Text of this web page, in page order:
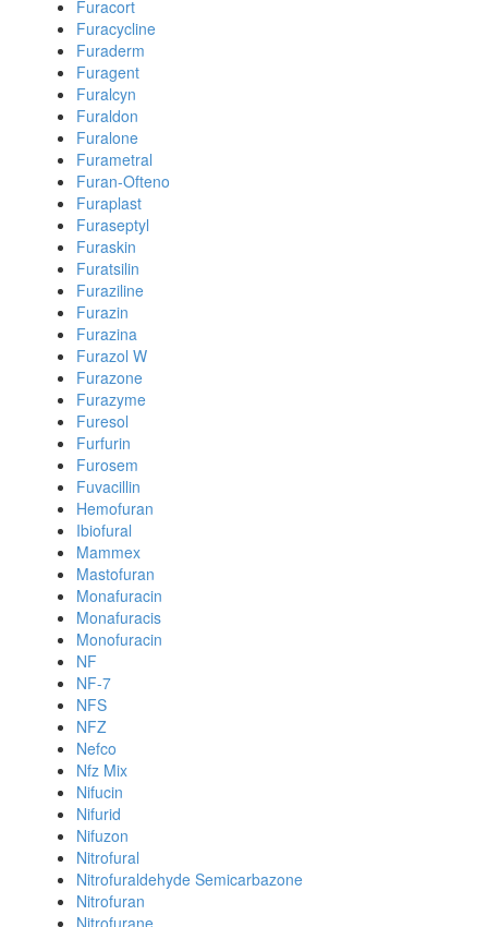
Furacort
Furacycline
Furaderm
Furagent
Furalcyn
Furaldon
Furalone
Furametral
Furan-Ofteno
Furaplast
Furaseptyl
Furaskin
Furatsilin
Furaziline
Furazin
Furazina
Furazol W
Furazone
Furazyme
Furesol
Furfurin
Furosem
Fuvacillin
Hemofuran
Ibiofural
Mammex
Mastofuran
Monafuracin
Monafuracis
Monofuracin
NF
NF-7
NFS
NFZ
Nefco
Nfz Mix
Nifucin
Nifurid
Nifuzon
Nitrofural
Nitrofuraldehyde Semicarbazone
Nitrofuran
Nitrofurane